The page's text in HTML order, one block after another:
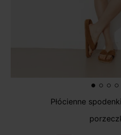
Płócienne